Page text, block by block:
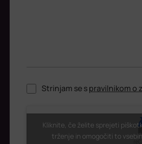
Strinjam se spravilnikom o
ReCaptcha
Kliknite, če želite sprejeti
trženje in omogočiti to